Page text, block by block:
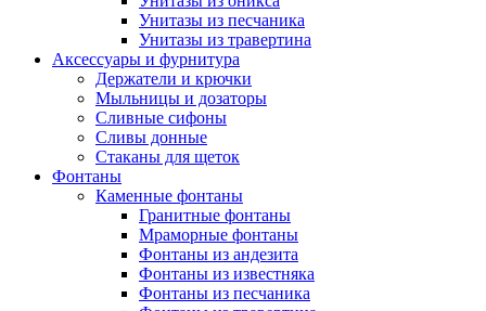
Унитазы из песчаника
Унитазы из травертина
Аксессуары и фурнитура
Держатели и крючки
Мыльницы и дозаторы
Сливные сифоны
Сливы донные
Стаканы для щеток
Фонтаны
Каменные фонтаны
Гранитные фонтаны
Мраморные фонтаны
Фонтаны из андезита
Фонтаны из известняка
Фонтаны из песчаника